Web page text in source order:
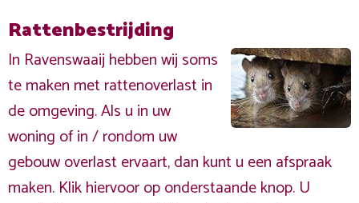
Rattenbestrijding
In Ravenswaaij hebben wij soms
te maken met rattenoverlast in
de omgeving. Als u in uw
woning of in / rondom uw
gebouw overlast ervaart, dan kunt u een afspraak
maken. Klik hiervoor op onderstaande knop. U